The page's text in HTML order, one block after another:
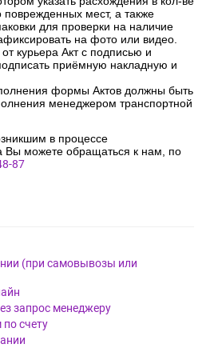
поврежденных мест, а также
для проверки на наличие
на фото или видео.
курьера Акт с подписью и
приёмную накладную и
формы Актов должны быть
менеджером транспортной
в процессе
Вы можете обращаться к нам, по
87
(при самовывозы или
запрос менеджеру
счету